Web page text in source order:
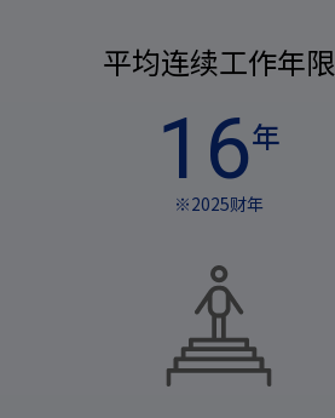
平均连续工作年限
16年
※2025财年